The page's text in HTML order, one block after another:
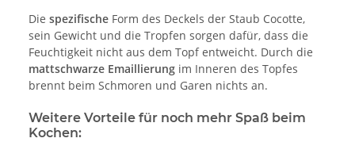
Die spezifische Form des Deckels der Staub Cocotte,
sein Gewicht und die Tropfen sorgen dafür, dass die
Feuchtigkeit nicht aus dem Topf entweicht. Durch die
mattschwarze Emaillierung im Inneren des Topfes
brennt beim Schmoren und Garen nichts an.
Weitere Vorteile für noch mehr Spaß beim
Kochen: